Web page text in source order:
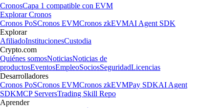
CronosCapa 1 compatible con EVM
Explorar Cronos
Cronos PoSCronos EVMCronos zkEVMAI Agent SDK
Explorar
AfiliadoInstitucionesCustodia
Crypto.com
Quiénes somosNoticiasNoticias de
productosEventosEmpleoSociosSeguridadLicencias
Desarrolladores
Cronos PoSCronos EVMCronos zkEVMPay SDKAI Agent
SDKMCP ServersTrading Skill Repo
Aprender